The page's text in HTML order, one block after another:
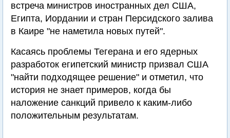
встреча министров иностранных дел США,
Египта, Иордании и стран Персидского залива
в Каире "не наметила новых путей".
Касаясь проблемы Тегерана и его ядерных
разработок египетский министр призвал США
"найти подходящее решение" и отметил, что
история не знает примеров, когда бы
наложение санкций привело к каким-либо
положительным результатам.